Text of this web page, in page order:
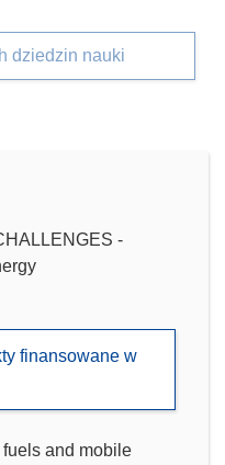
dziedzin nauki
-
finansowane w
and mobile